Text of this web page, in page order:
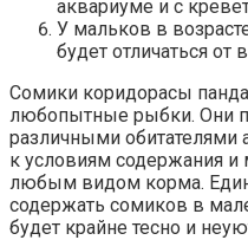
аквариуме и с
У мальков в
будет отличаться от
Сомики коридорасы
любопытные рыбки. Они
различными обитателями
к условиям содержания и
любым видом корма.
содержать сомиков в
будет крайне тесно и